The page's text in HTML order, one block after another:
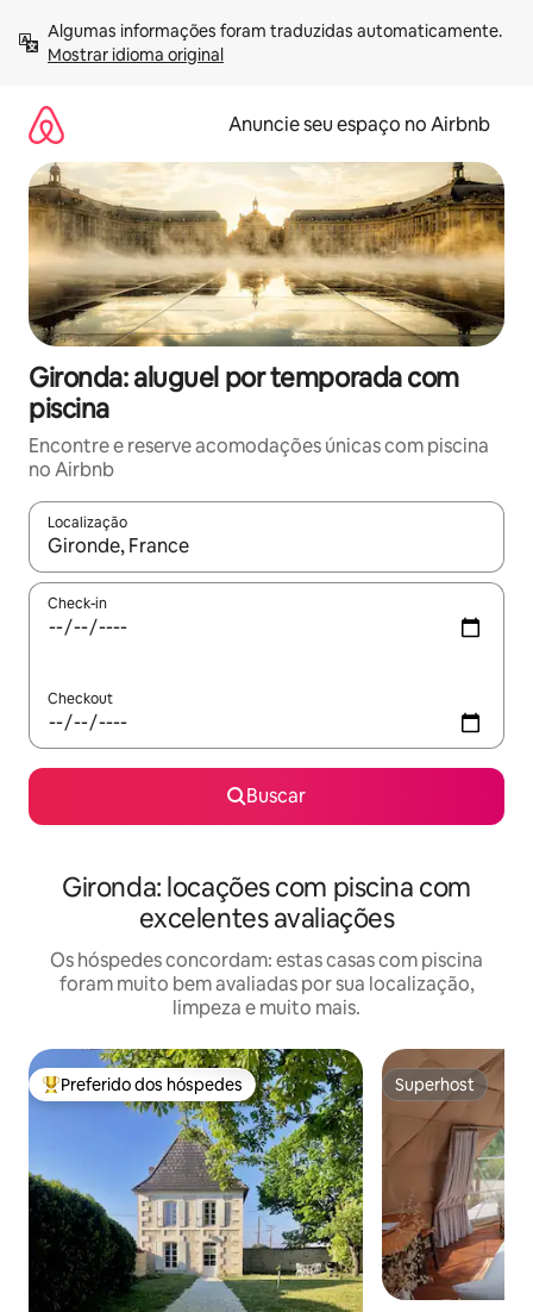
para
Mostrar idioma original
Anuncie seu espaço no Airbnb
Gironda: aluguel por temporada com
piscina
Encontre e reserve acomodações únicas com piscina
no Airbnb
Localização
Quando os resultados estiverem disponíveis, explore-os
Check-in
Checkout
Buscar
Gironda: locações com piscina com
excelentes avaliações
Os hóspedes concordam: estas casas com piscina
foram muito bem avaliadas por sua localização,
limpeza e muito mais.
Entre os melhores preferidos dos hóspedes
Preferido dos hóspedes Superhost
Superhost